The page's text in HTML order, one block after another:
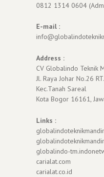
0812 1314 0604
E-mail :
Address :
CV Globalindo Teknik
Jl. Raya Johar No.26
Kec.Tanah Sareal
Kota Bogor 16161,
Links :
globalindo-
carialat.com
carialat.co.id